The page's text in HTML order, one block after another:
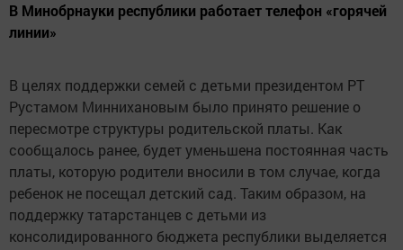
В Минобрнауки республики работает телефон «горячей
линии»
В целях поддержки семей с детьми президентом РТ
Рустамом Миннихановым было принято решение о
пересмотре структуры родительской платы. Как
сообщалось ранее, будет уменьшена постоянная часть
платы, которую родители вносили в том случае, когда
ребенок не посещал детский сад. Таким образом, на
поддержку татарстанцев с детьми из
консолидированного бюджета республики выделяется